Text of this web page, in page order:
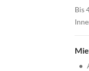
Bis
•